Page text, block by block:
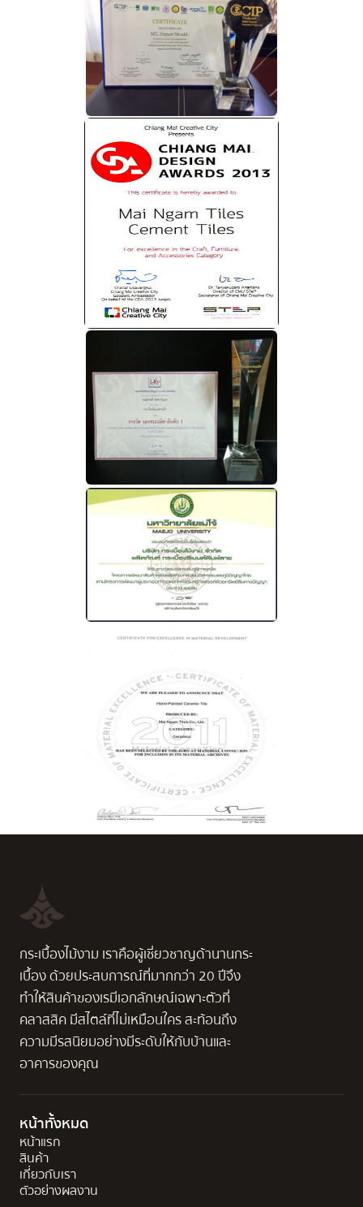
กระเบื้องไม้งาม เราคือผู้เชี่ยวชาญด้านานกระ
เบื้อง ด้วยประสบการณ์ที่มากกว่า 20 ปีจึง
ทำให้สินค้าของเรมีเอกลักษณ์เฉพาะตัวที่
คลาสสิค มีสไตล์ที่ไม่เหมือนใคร สะท้อนถึง
ความมีรสนิยมอย่างมีระดับให้กับบ้านและ
อาคารของคุณ
หน้าทั้งหมด
หน้าแรก
สินค้า
เกี่ยวกับเรา
ตัวอย่างผลงาน